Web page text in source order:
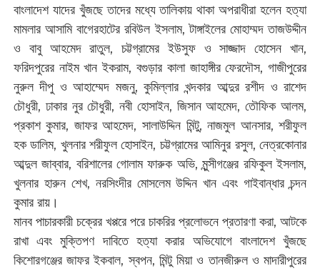
বাংলাদেশ যাদের খুঁজছে তাদের মধ্যে তালিকায় থাকা অপরাধীরা হলেন হত্যা
মামলার আসামি বাগেরহাটের রবিউল ইসলাম, টাঙ্গাইলের মোহাম্মদ তাজউদ্দীন
ও বাবু আহমেদ রাতুল, চট্টগ্রামের ইউসুফ ও সাজ্জাদ হোসেন খান,
ফরিদপুরের নাইম খান ইকরাম, বগুড়ার কালা জাহাঙ্গীর ফেরদৌস, গাজীপুরের
নুরুল দীপু ও আহাম্মেদ মজনু, কুমিল্লার খন্দকার আব্দুর রশীদ ও রাশেদ
চৌধুরী, ঢাকার নুর চৌধুরী, নবী হোসাইন, জিসান আহমেদ, তৌফিক আলম,
প্রকাশ কুমার, জাফর আহমেদ, সালাউদ্দিন মিন্টু, নাজমুল আনসার, শরীফুল
হক ডালিম, খুলনার শরীফুল হোসাইন, চট্টগ্রামের আমিনুর রসুল, নেত্রকোনার
আব্দুল জাব্বার, বরিশালের গোলাম ফারুক অভি, মুন্সীগঞ্জের রফিকুল ইসলাম,
খুলনার হারুন শেখ, নরসিংদীর মোসলেম উদ্দিন খান এবং গাইবান্ধার চন্দন
কুমার রায়।
মানব পাচারকারী চক্রের খপ্পরে পরে চাকরির প্রলোভনে প্রতারণা করা, আটকে
রাখা এবং মুক্তিপণ দাবিতে হত্যা করার অভিযোগে বাংলাদেশ খুঁজছে
কিশোরগঞ্জের জাফর ইকবাল, স্বপন, মিন্টু মিয়া ও তানজীরুল ও মাদারীপুরের